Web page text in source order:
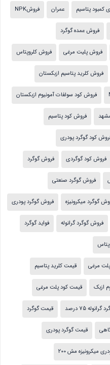
کمبود پتاسیم عمران فروشNPK
فروش عمده گوگرد
فروش پلیت مرغی فروش کلروپتاس
فروش کلرید پتاسیم ازبکستان
فروش کود سولفات آمونیوم ازبکستان
فروش کود پتاسیم
کود گوگرد پودری
فروش کود گوگردی فروش گوگرد
فروش گوگرد صنعتی
گوگرد میکرونیزه فروش گوگرد پودری
فروش گوگرد گرانوله فواید گوگرد
مرغی قیمت کلرید پتاسیم
ازبک قیمت کود پلت مرغی
75 درصد قیمت گوگرد
قیمت گوگرد پودری
میکرونیزه مش 200